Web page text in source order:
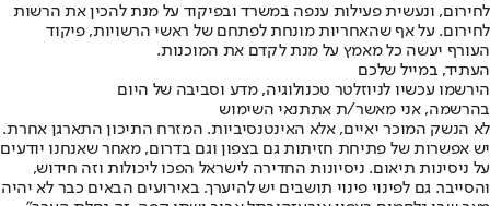
לחירום, ונעשית פעילות ענפה במשרד ובפיקוד על מנת להכין את הרשות
לחירום. על אף שהאחריות מונחת לפתחם של ראשי הרשויות, פיקוד
העורף יעשה כל מאמץ על מנת לקדם את המוכנות.
העתיד, במייל שלכם
הירשמו עכשיו לניוזלטר טכנולוגיה, מדע וסביבה של היום
בהרשמה, אני מאשר/ת אתתנאי השימוש
לא הנשק המוכר יאיים, אלא האינטנסיביות. המזרח התיכון התארגן אחרת.
יש אפשרות של פתיחת חזיתות גם בצפון וגם בדרום, מאחר שאנחנו יודעים
על ניסינות תיאום. ניסיונות החדירה לישראל הפכו ליכולות וזה חידוש,
והסייבר. גם לפינוי פינוי תושבים יש להיערך. באירועים הבאים כבר לא יהיה